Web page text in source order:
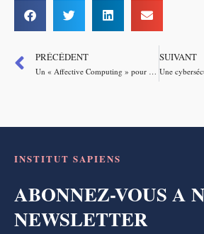
PRÉCÉDENT
Un « Affective Computing » pour les robots ?
SUIVANT
INSTITUT SAPIENS
ABONNEZ-VOUS A
NEWSLETTER